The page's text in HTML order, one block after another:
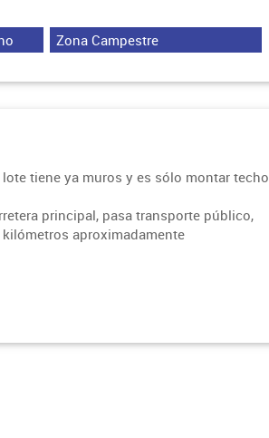
Zona Campestre
tiene ya muros y es sólo montar techo
principal, pasa transporte público,
aproximadamente